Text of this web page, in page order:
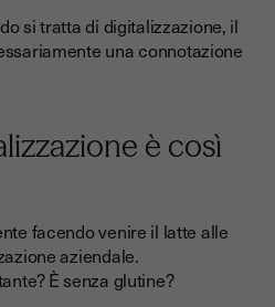
si tratta di digitalizzazione, il
una connotazione
è così
facendo venire il latte alle
aziendale.
È senza glutine?